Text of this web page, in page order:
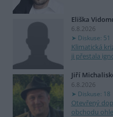
Eliška
6.8.2026
Diskuse: 51
Klimatická
ji přestala
Jiří
6.8.2026
Diskuse: 18
Otevřený
obchodu